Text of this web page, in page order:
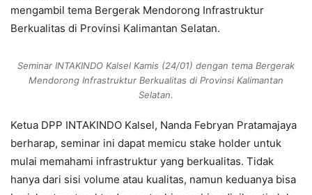
mengambil tema Bergerak Mendorong Infrastruktur
Berkualitas di Provinsi Kalimantan Selatan.
Seminar INTAKINDO Kalsel Kamis (24/01) dengan tema Bergerak
Mendorong Infrastruktur Berkualitas di Provinsi Kalimantan
Selatan.
Ketua DPP INTAKINDO Kalsel, Nanda Febryan Pratamajaya
berharap, seminar ini dapat memicu stake holder untuk
mulai memahami infrastruktur yang berkualitas. Tidak
hanya dari sisi volume atau kualitas, namun keduanya bisa